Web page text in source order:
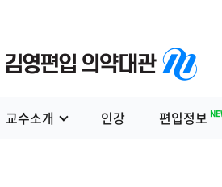
교수소개 인강 편입정보